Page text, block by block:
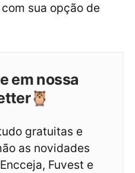
sua opção de
em nossa
gratuitas e
as novidades
Fuvest e